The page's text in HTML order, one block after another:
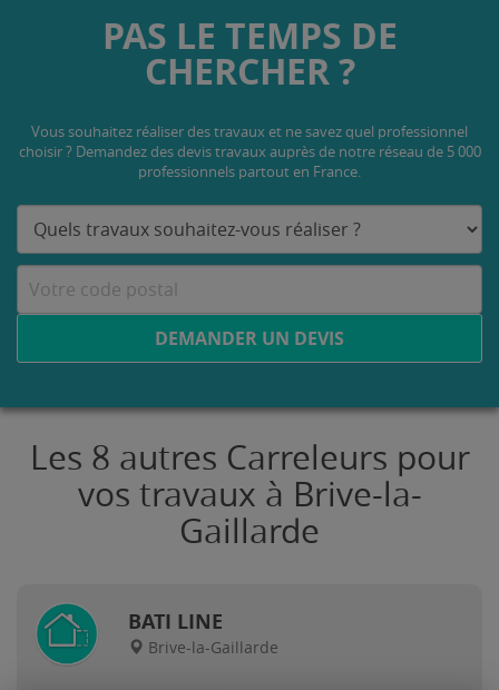
PAS LE TEMPS DE
CHERCHER ?
Vous souhaitez réaliser des travaux et ne savez quel professionnel
choisir ? Demandez des devis travaux auprès de notre réseau de 5 000
professionnels partout en France.
DEMANDER UN DEVIS
Les 8 autres Carreleurs pour
vos travaux à Brive-la-
Gaillarde
BATI LINE
Brive-la-Gaillarde